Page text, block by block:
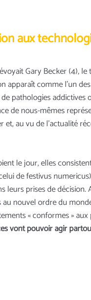
aux
Gary Becker (4),
apparaît comme l’un
pathologies
de nous-mêmes
au vu de l’actualité
le jour, elles
de festivus
leurs prises de
nouvel ordre du
« conformes »
vont pouvoir agir